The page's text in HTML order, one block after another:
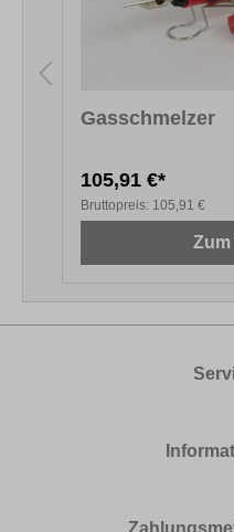
Gasschmelzer
105,91 €*
Bruttopreis: 105,91 €